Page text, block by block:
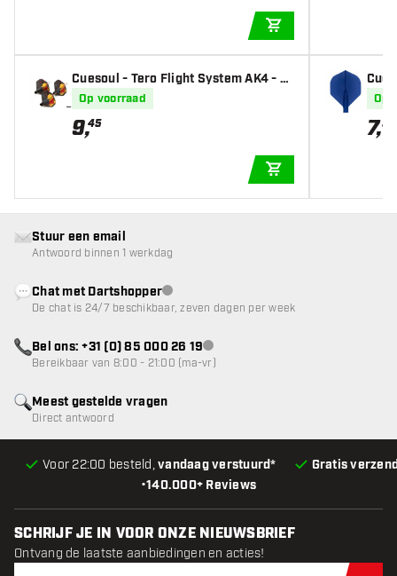
Cuesoul - Tero Flight System AK4 - B
elgium Flag Standard - Dart Flights
Op voorraad
9,45
avy
Op
7,55
•140.000+ Reviews
Voor 22:00 besteld,vandaag verstuurd* Gratis
Meest gestelde vragen
Direct antwoord
Stuur een email
Antwoord binnen 1 werkdag
Chat met Dartshopperklantenservice niet beschikbaar
De chat is 24/7 beschikbaar, zeven dagen per week
Bel ons: +31 (0) 85 000 26 19klantenservice niet beschikbaar
Bereikbaar van 8:00 - 21:00 (ma-vr)
SCHRIJF JE IN VOOR ONZE NIEUWSBRIEF
Ontvang de laatste aanbiedingen en acties!